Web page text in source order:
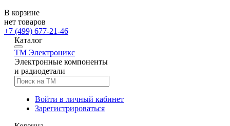
В корзине
нет товаров
+7 (499) 677-21-46
Каталог
TM Электроникс
Электронные компоненты
и радиодетали
Войти в личный кабинет
Зарегистрироваться